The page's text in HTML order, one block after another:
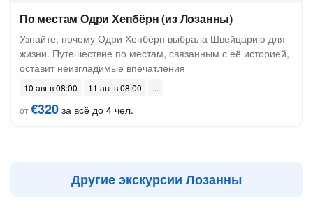
По местам Одри Хепбёрн (из Лозанны)
Узнайте, почему Одри Хепбёрн выбрала Швейцарию для
жизни. Путешествие по местам, связанным с её историей,
оставит неизгладимые впечатления
10 авг в 08:00
11 авг в 08:00
от€320 за всё до 4 чел.
Другие экскурсии Лозанны